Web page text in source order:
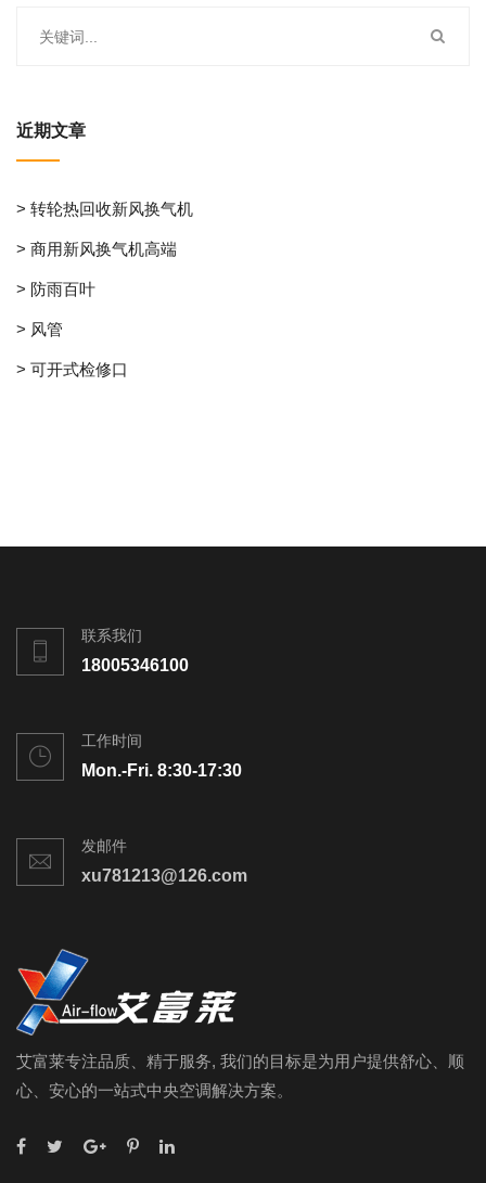
近期文章
> 转轮热回收新风换气机
> 商用新风换气机高端
> 防雨百叶
> 风管
> 可开式检修口
联系我们
18005346100
工作时间
Mon.-Fri. 8:30-17:30
发邮件
xu781213@126.com
艾富莱专注品质、精于服务, 我们的目标是为用户提供舒心、顺
心、安心的一站式中央空调解决方案。